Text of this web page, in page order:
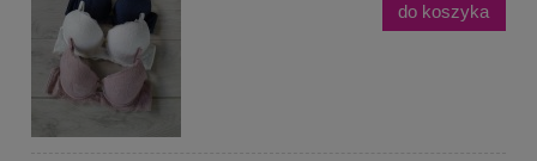
do koszyka